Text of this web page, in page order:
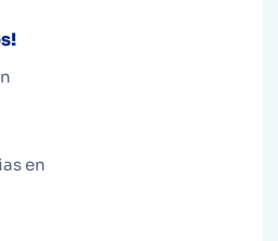
en